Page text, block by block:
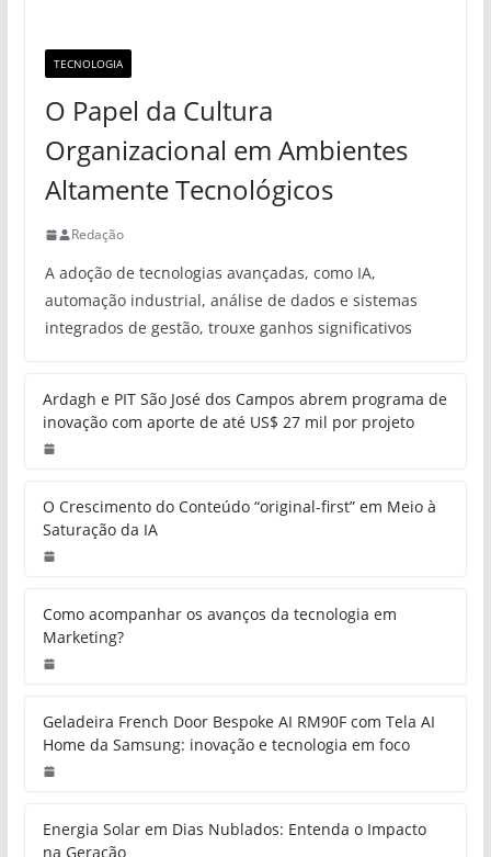
TECNOLOGIA
O Papel da Cultura
Organizacional em Ambientes
Altamente Tecnológicos
Redação
A adoção de tecnologias avançadas, como IA,
automação industrial, análise de dados e sistemas
integrados de gestão, trouxe ganhos significativos
Ardagh e PIT São José dos Campos abrem programa de
inovação com aporte de até US$ 27 mil por projeto
O Crescimento do Conteúdo “original-first” em Meio à
Saturação da IA
Como acompanhar os avanços da tecnologia em
Marketing?
Geladeira French Door Bespoke AI RM90F com Tela AI
Home da Samsung: inovação e tecnologia em foco
Energia Solar em Dias Nublados: Entenda o Impacto
na Geração